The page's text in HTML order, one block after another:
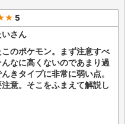
5
さん
のポケモン。まず注意すべ
なに高くないのであまり過
きタイプに非常に弱い点。
意。そこをふまえて解説し